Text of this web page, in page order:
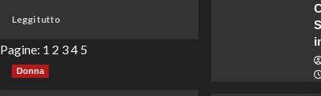
Leggi tutto
più
Pagine: 1 2 34 5
Donna